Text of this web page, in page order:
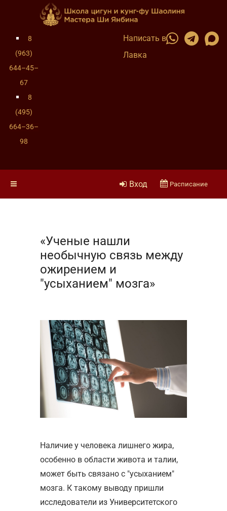
8
(963)
644–45–
67
8
(495)
664–36–
98
Написать в
Лавка
Вход Расписание
«Ученые нашли
необычную связь между
ожирением и
"усыханием" мозга»
Наличие у человека лишнего жира,
особенно в области живота и талии,
может быть связано с "усыханием"
мозга. К такому выводу пришли
исследователи из Университетского